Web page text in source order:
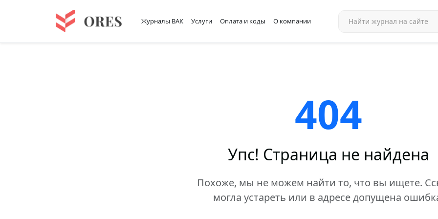
Журналы ВАК Услуги Оплата и коды О компании
404
Упс! Страница не найдена
Похоже, мы не можем найти то, что вы ищете.
могла устареть или в адресе допущена